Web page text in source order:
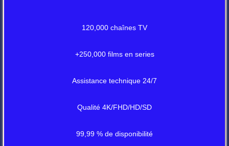
120,000 chaînes TV
+250,000 films en series
Assistance technique 24/7
Qualité 4K/FHD/HD/SD
99,99 % de disponibilité